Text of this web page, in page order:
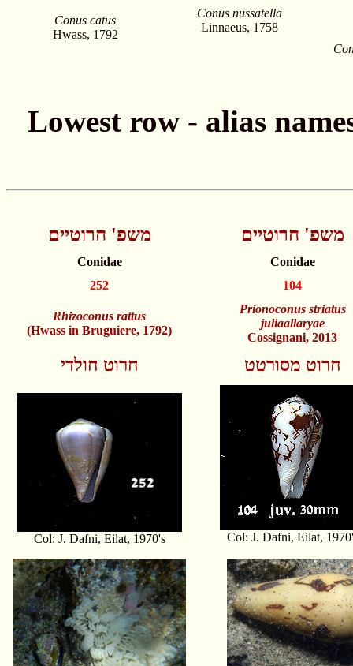
Conus catus
Hwass, 1792
Conus nussatella
Linnaeus, 1758
משפ' חרוטיים משפ' חרוטיים
Conidae
Conidae
252
104
Rhizoconus rattus
(Hwass in Bruguiere, 1792)
Prionoconus striatus
juliaallaryae
Cossignani, 2013
חרוט חולדי חרוט מסורטט
Col: J. Dafni, Eilat, 1970's Col: J. Dafni, Eilat,